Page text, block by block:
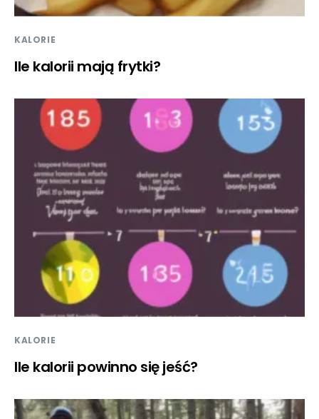
KALORIE
Ile kalorii mają frytki?
KALORIE
Ile kalorii powinno się jeść?